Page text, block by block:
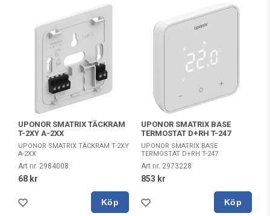
UPONOR SMATRIX TÄCKRAM
T-2XY A-2XX
UPONOR SMATRIX TÄCKRAM T-2XY
A-2XX
Art nr. 2984008
68 kr
Köp
UPONOR SMATRIX BASE
TERMOSTAT D+RH T-247
UPONOR SMATRIX BASE
TERMOSTAT D+RH T-247
Art nr. 2973228
853 kr
Köp